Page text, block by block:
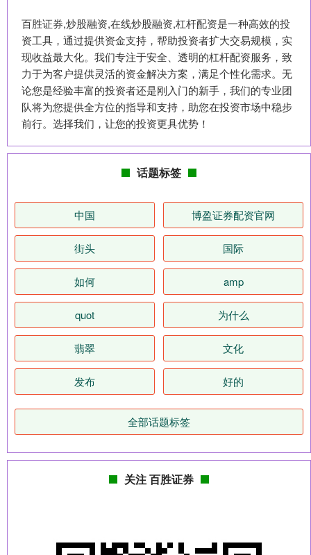
百胜证券,炒股融资,在线炒股融资,杠杆配资是一种高效的投
资工具，通过提供资金支持，帮助投资者扩大交易规模，实
现收益最大化。我们专注于安全、透明的杠杆配资服务，致
力于为客户提供灵活的资金解决方案，满足个性化需求。无
论您是经验丰富的投资者还是刚入门的新手，我们的专业团
队将为您提供全方位的指导和支持，助您在投资市场中稳步
前行。选择我们，让您的投资更具优势！
话题标签
中国 博盈证券配资官网
街头 国际
如何 amp
quot 为什么
翡翠 文化
发布 好的
全部话题标签
关注 百胜证券